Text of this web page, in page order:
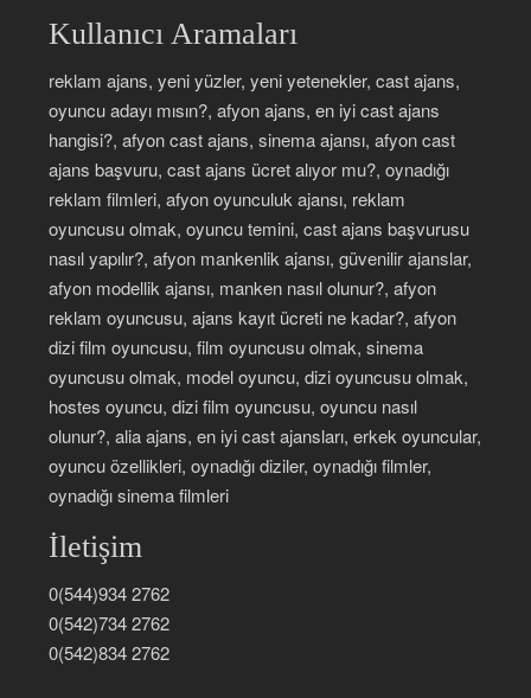
Kullanıcı Aramaları
reklam ajans, yeni yüzler, yeni yetenekler, cast ajans,
oyuncu adayı mısın?, afyon ajans, en iyi cast ajans
hangisi?, afyon cast ajans, sinema ajansı, afyon cast
ajans başvuru, cast ajans ücret alıyor mu?, oynadığı
reklam filmleri, afyon oyunculuk ajansı, reklam
oyuncusu olmak, oyuncu temini, cast ajans başvurusu
nasıl yapılır?, afyon mankenlik ajansı, güvenilir ajanslar,
afyon modellik ajansı, manken nasıl olunur?, afyon
reklam oyuncusu, ajans kayıt ücreti ne kadar?, afyon
dizi film oyuncusu, film oyuncusu olmak, sinema
oyuncusu olmak, model oyuncu, dizi oyuncusu olmak,
hostes oyuncu, dizi film oyuncusu, oyuncu nasıl
olunur?, alia ajans, en iyi cast ajansları, erkek oyuncular,
oyuncu özellikleri, oynadığı diziler, oynadığı filmler,
oynadığı sinema filmleri
İletişim
0(544)934 2762
0(542)734 2762
0(542)834 2762